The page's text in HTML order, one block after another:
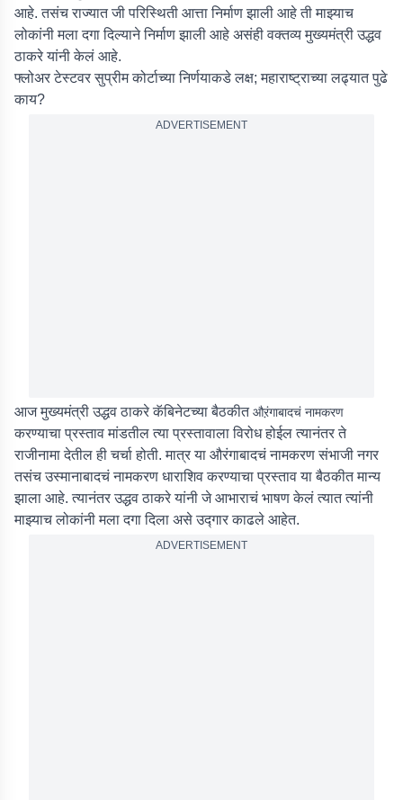
आहे. तसंच राज्यात जी परिस्थिती आत्ता निर्माण झाली आहे ती माझ्याच
लोकांनी मला दगा दिल्याने निर्माण झाली आहे असंही वक्तव्य मुख्यमंत्री उद्धव
ठाकरे यांनी केलं आहे.
फ्लोअर टेस्टवर सुप्रीम कोर्टाच्या निर्णयाकडे लक्ष; महाराष्ट्राच्या लढ्यात पुढे
काय?
ADVERTISEMENT
आज मुख्यमंत्री उद्धव ठाकरे कॅबिनेटच्या बैठकीतऔऱंगाबादचं नामकरण
करण्याचा प्रस्ताव मांडतील त्या प्रस्तावाला विरोध होईल त्यानंतर ते
राजीनामा देतील ही चर्चा होती. मात्र या औरंगाबादचं नामकरण संभाजी नगर
तसंच उस्मानाबादचं नामकरण धाराशिव करण्याचा प्रस्ताव या बैठकीत मान्य
झाला आहे. त्यानंतर उद्धव ठाकरे यांनी जे आभाराचं भाषण केलं त्यात त्यांनी
माझ्याच लोकांनी मला दगा दिला असे उद्गार काढले आहेत.
ADVERTISEMENT